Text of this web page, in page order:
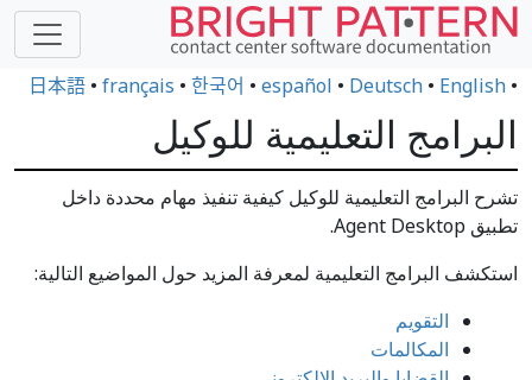
•
日本語 • français • 한국어 • español • Deutsch • English
البرامج التعليمية للوكيل
تشرح البرامج التعليمية للوكيل كيفية تنفيذ مهام محددة داخل
تطبيق Agent Desktop.
استكشف البرامج التعليمية لمعرفة المزيد حول المواضيع التالية:
التقويم
المكالمات